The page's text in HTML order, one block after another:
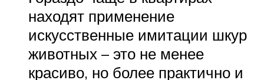
находят применение
искусственные имитации шкур
животных – это не менее
красиво, но более практично и